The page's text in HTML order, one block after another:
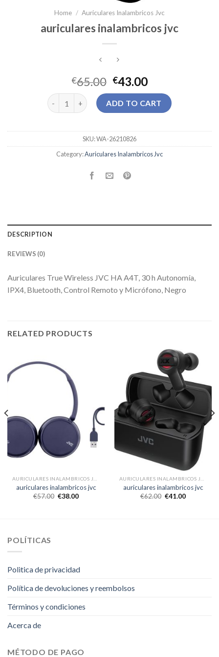
Home / Auriculares Inalambricos Jvc
auriculares inalambricos jvc
€65.00 €43.00
auriculares inalambricos jvc quantity
ADD TO CART
SKU:WA-26210826
Category:Auriculares Inalambricos Jvc
DESCRIPTION
REVIEWS (0)
Auriculares True Wireless JVC HA A4T, 30 h Autonomía,
IPX4, Bluetooth, Control Remoto y Micrófono, Negro
RELATED PRODUCTS
auriculares inalambricos jvc
€57.00 €38.00
auriculares inalambricos jvc
€62.00 €41.00
POLÍTICAS
Politica de privacidad
Política de devoluciones y reembolsos
Términos y condiciones
Acerca de
MÉTODO DE PAGO